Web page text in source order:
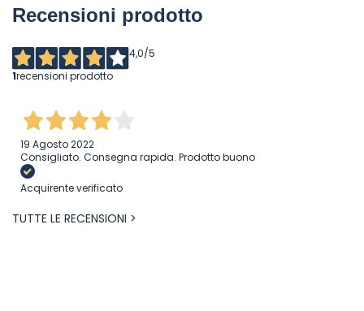
Recensioni prodotto
4,0/5
1recensioni prodotto
19 Agosto 2022
Consigliato. Consegna rapida. Prodotto buono
Acquirente verificato
TUTTE LE RECENSIONI >